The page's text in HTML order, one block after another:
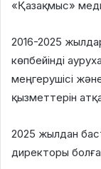
«Қазақмыс»
2016-2025
көпбейінді
меңгерушісі
қызметтерін
2025 жылдан
директоры